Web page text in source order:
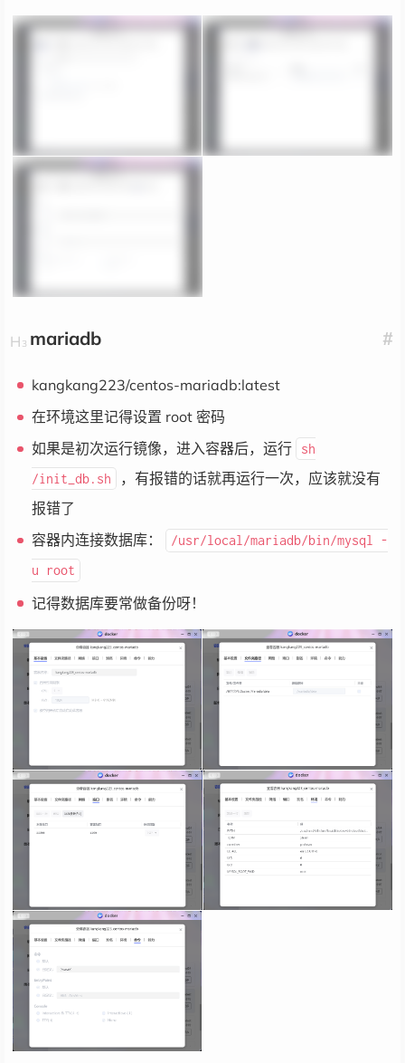
#
mariadb
kangkang223/centos-mariadb:latest
在环境这里记得设置 root 密码
如果是初次运行镜像，进入容器后，运行
sh
/init_db.sh
，有报错的话就再运行一次，应该就没有
报错了
容器内连接数据库：
/usr/local/mariadb/bin/mysql -
u root
记得数据库要常做备份呀！